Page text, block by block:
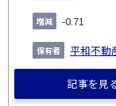
-0.71
平和不動
記事を見